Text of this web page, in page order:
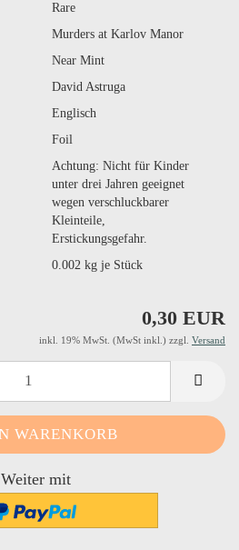
Rare
Murders at Karlov Manor
Near Mint
David Astruga
Englisch
Foil
Achtung: Nicht für Kinder
unter drei Jahren geeignet
wegen verschluckbarer
Kleinteile,
Erstickungsgefahr.
0.002kg je Stück
0,30 EUR
inkl. 19% MwSt. (MwSt inkl.) zzgl. Versand
Weiter mit